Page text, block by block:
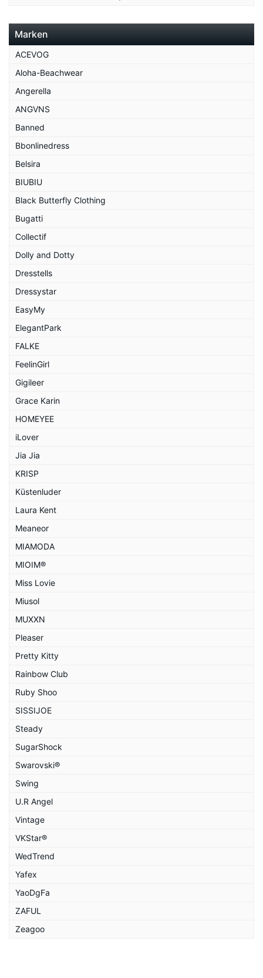
Marken
ACEVOG
Aloha-Beachwear
Angerella
ANGVNS
Banned
Bbonlinedress
Belsira
BIUBIU
Black Butterfly Clothing
Bugatti
Collectif
Dolly and Dotty
Dresstells
Dressystar
EasyMy
ElegantPark
FALKE
FeelinGirl
Gigileer
Grace Karin
HOMEYEE
iLover
Jia Jia
KRISP
Küstenluder
Laura Kent
Meaneor
MIAMODA
MIOIM®
Miss Lovie
Miusol
MUXXN
Pleaser
Pretty Kitty
Rainbow Club
Ruby Shoo
SISSIJOE
Steady
SugarShock
Swarovski®
Swing
U.R Angel
Vintage
VKStar®
WedTrend
Yafex
YaoDgFa
ZAFUL
Zeagoo